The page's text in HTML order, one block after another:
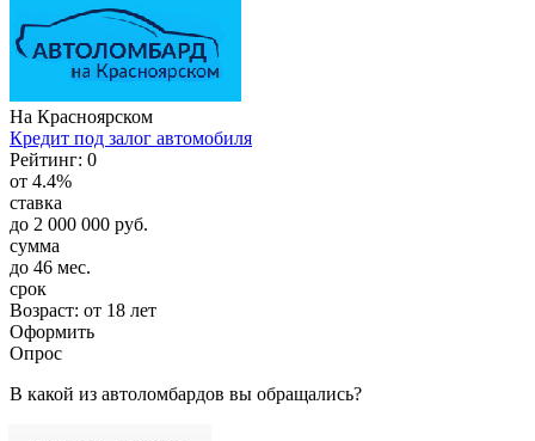
На Красноярском
Кредит под залог автомобиля
Рейтинг: 0
от 4.4%
ставка
до 2 000 000 руб.
сумма
до 46 мес.
срок
Возраст: от 18 лет
Оформить
Опрос
В какой из автоломбардов вы обращались?